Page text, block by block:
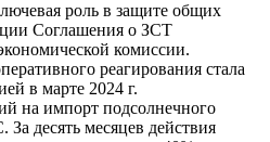
роль в защите общих
Соглашения о ЗСТ
комиссии.
реагирования стала
в марте 2024 г.
на импорт подсолнечного
десять месяцев действия